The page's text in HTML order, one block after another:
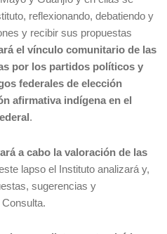
reflexionando, debatiendo y
y recibir sus propuestas
el vínculo comunitario de las
por los partidos políticos y
federales de elección
afirmativa indígena en el
.
a cabo la valoración de las
lapso el Instituto analizará y,
sugerencias y